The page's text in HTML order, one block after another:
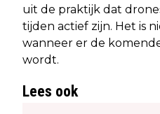
uit de praktijk dat
tijden actief zijn. Het is
wanneer er de
wordt.
Lees ook